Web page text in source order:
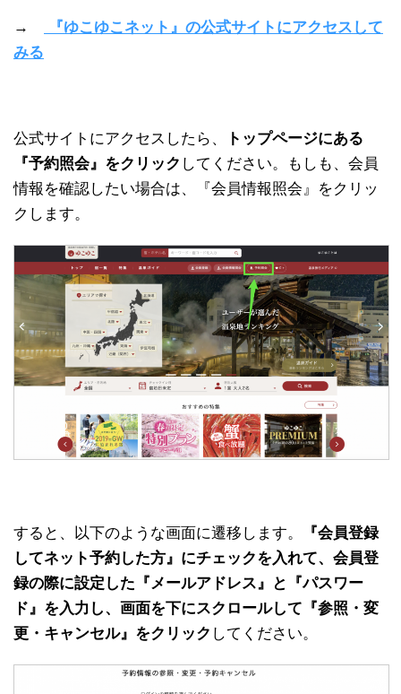
→
『ゆこゆこネット』の公式サイトにアクセスして
みる
公式サイトにアクセスしたら、
トップページにある
『予約照会』をクリック してください。もしも、会員
情報を確認したい場合は、『会員情報照会』をクリッ
クします。
すると、以下のような画面に遷移します。
『会員登録
してネット予約した方』にチェックを入れて、会員登
録の際に設定した『メールアドレス』と『パスワー
ド』を入力し、画面を下にスクロールして『参照・変
更・キャンセル』をクリック してください。